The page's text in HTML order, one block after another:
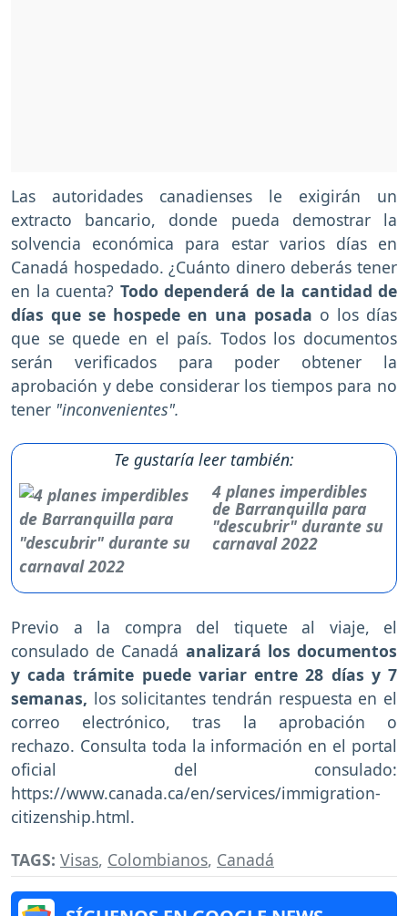
Las autoridades canadienses le exigirán un
extracto bancario, donde pueda demostrar la
solvencia económica para estar varios días en
Canadá hospedado. ¿Cuánto dinero deberás tener
en la cuenta? Todo dependerá de la cantidad de
días que se hospede en una posada o los días
que se quede en el país. Todos los documentos
serán verificados para poder obtener la
aprobación y debe considerar los tiempos para no
tener "inconvenientes".
Te gustaría leer también:
4 planes imperdibles
de Barranquilla para
"descubrir" durante su
carnaval 2022
Previo a la compra del tiquete al viaje, el
consulado de Canadá analizará los documentos
y cada trámite puede variar entre 28 días y 7
semanas, los solicitantes tendrán respuesta en el
correo electrónico, tras la aprobación o
rechazo. Consulta toda la información en el portal
oficial del consulado:
https://www.canada.ca/en/services/immigration-
citizenship.html.
TAGS: Visas, Colombianos, Canadá